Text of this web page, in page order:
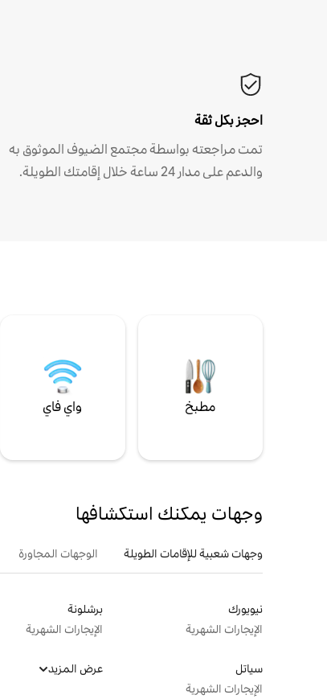
احجز بكل ثقة
تمت مراجعته بواسطة مجتمع الضيوف الموثوق به
والدعم على مدار 24 ساعة خلال إقامتك الطويلة.
مطبخ واي فاي
وجهات يمكنك استكشافها
وجهات شعبية للإقامات الطويلة الوجهات المجاورة
نيويورك
الإيجارات الشهرية
برشلونة
الإيجارات الشهرية
سياتل
الإيجارات الشهرية
عرض المزيد